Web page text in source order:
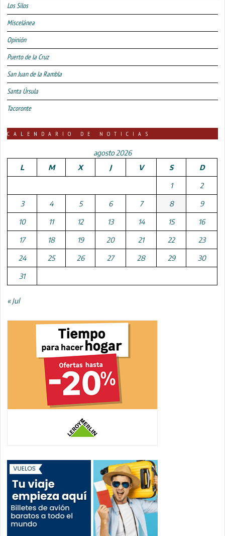
Los Silos
Miscelánea
Opinión
Puerto de la Cruz
San Juan de la Rambla
Santa Úrsula
Tacoronte
CALENDARIO DE NOTICIAS
agosto 2026
L
M X J V S D
1 2
3 4 5 6 7 8 9
10 11 12 13 14 15 16
17 18 19 20 21 22 23
24 25 26 27 28 29 30
31
« Jul